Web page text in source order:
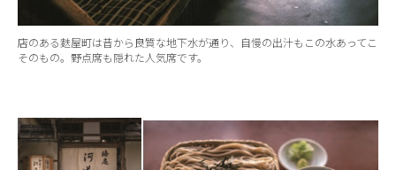
店のある麩屋町は昔から良質な地下水が通り、自慢の出汁もこの水あってこ
そのもの。野点席も隠れた人気席です。